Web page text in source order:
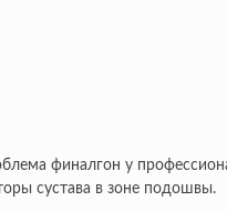
финалгон у
сустава в зоне подошвы.